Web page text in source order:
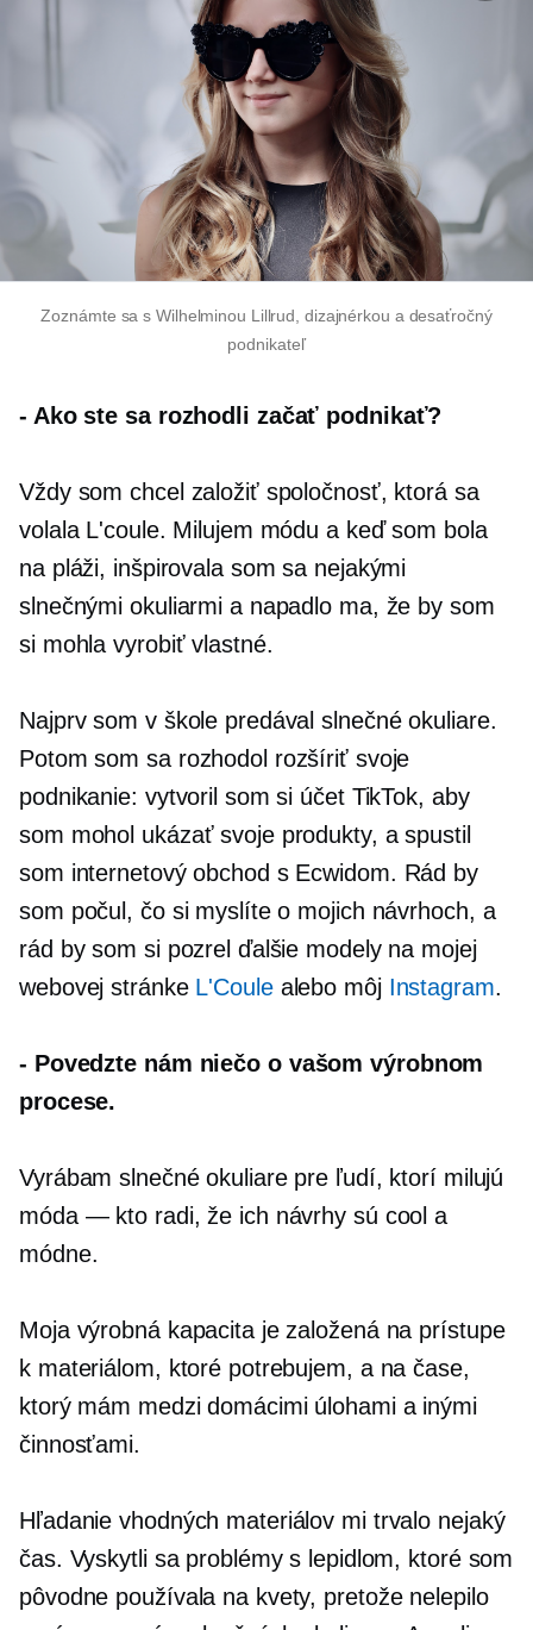
Zoznámte sa s Wilhelminou Lillrud, dizajnérkou a desaťročný
podnikateľ
- Ako ste sa rozhodli začať podnikať?
Vždy som chcel založiť spoločnosť, ktorá sa
volala L'coule. Milujem módu a keď som bola
na pláži, inšpirovala som sa nejakými
slnečnými okuliarmi a napadlo ma, že by som
si mohla vyrobiť vlastné.
Najprv som v škole predával slnečné okuliare.
Potom som sa rozhodol rozšíriť svoje
podnikanie: vytvoril som si účet TikTok, aby
som mohol ukázať svoje produkty, a spustil
som internetový obchod s Ecwidom. Rád by
som počul, čo si myslíte o mojich návrhoch, a
rád by som si pozrel ďalšie modely na mojej
webovej stránke L'Coulealebo môj Instagram.
- Povedzte nám niečo o vašom výrobnom
procese.
Vyrábam slnečné okuliare pre ľudí, ktorí milujú
móda — kto radi, že ich návrhy sú cool a
módne.
Moja výrobná kapacita je založená na prístupe
k materiálom, ktoré potrebujem, a na čase,
ktorý mám medzi domácimi úlohami a inými
činnosťami.
Hľadanie vhodných materiálov mi trvalo nejaký
čas. Vyskytli sa problémy s lepidlom, ktoré som
pôvodne používala na kvety, pretože nelepilo